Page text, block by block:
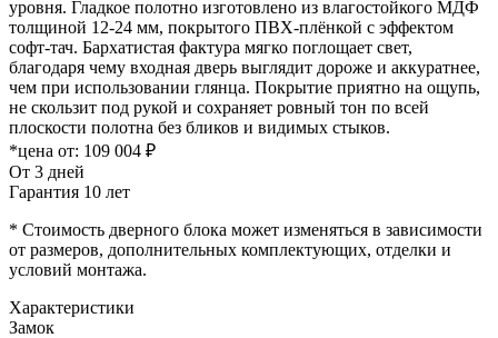
уровня. Гладкое полотно изготовлено из влагостойкого МДФ
толщиной 12-24 мм, покрытого ПВХ-плёнкой с эффектом
софт-тач. Бархатистая фактура мягко поглощает свет,
благодаря чему входная дверь выглядит дороже и аккуратнее,
чем при использовании глянца. Покрытие приятно на ощупь,
не скользит под рукой и сохраняет ровный тон по всей
плоскости полотна без бликов и видимых стыков.
*цена от: 109 004 ₽
От 3 дней
Гарантия 10 лет
* Стоимость дверного блока может изменяться в зависимости
от размеров, дополнительных комплектующих, отделки и
условий монтажа.
Характеристики
Замок